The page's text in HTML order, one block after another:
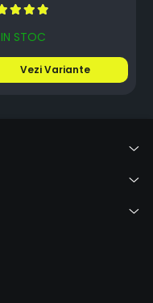
IN STOC
Vezi Variante